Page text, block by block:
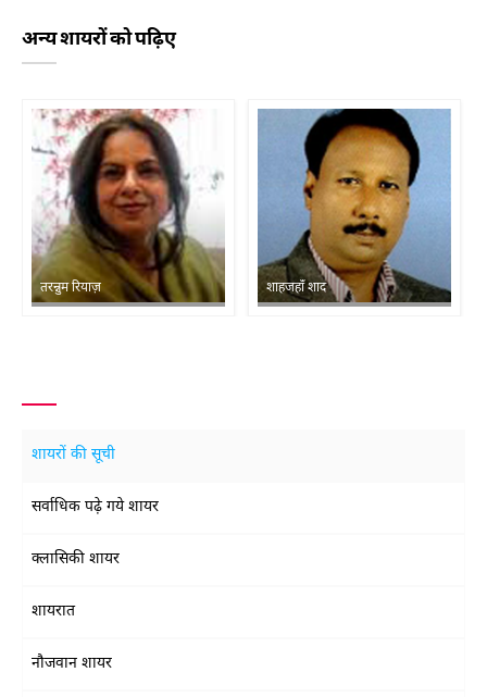
अन्य शायरों को पढ़िए
तरन्नुम रियाज़ शाहजहाँ शाद
शायरों की सूची
सर्वाधिक पढ़े गये शायर
क्लासिकी शायर
शायरात
नौजवान शायर